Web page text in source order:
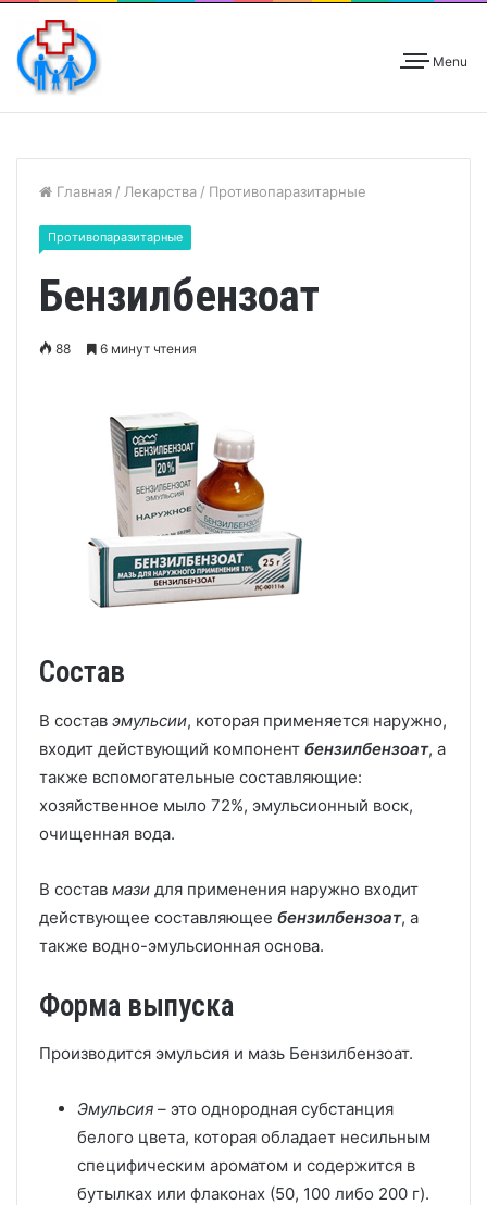
Menu
Главная / Лекарства / Противопаразитарные
Противопаразитарные
Бензилбензоат
88 6 минут чтения
Состав
В состав эмульсии, которая применяется наружно,
входит действующий компонент бензилбензоат, а
также вспомогательные составляющие:
хозяйственное мыло 72%, эмульсионный воск,
очищенная вода.
В состав мази для применения наружно входит
действующее составляющее бензилбензоат, а
также водно-эмульсионная основа.
Форма выпуска
Производится эмульсия и мазь Бензилбензоат.
Эмульсия – это однородная субстанция
белого цвета, которая обладает несильным
специфическим ароматом и содержится в
бутылках или флаконах (50, 100 либо 200 г).